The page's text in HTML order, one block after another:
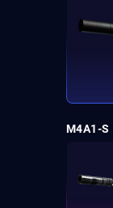
M4A1-S